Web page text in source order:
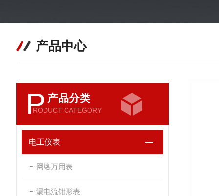
产品中心
P 产品分类
RODUCT CATEGORY
电工仪表
网络万用表
漏电流钳形表